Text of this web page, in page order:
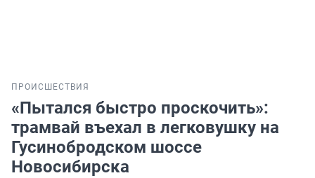
ПРОИСШЕСТВИЯ
«Пытался быстро проскочить»:
трамвай въехал в легковушку на
Гусинобродском шоссе
Новосибирска